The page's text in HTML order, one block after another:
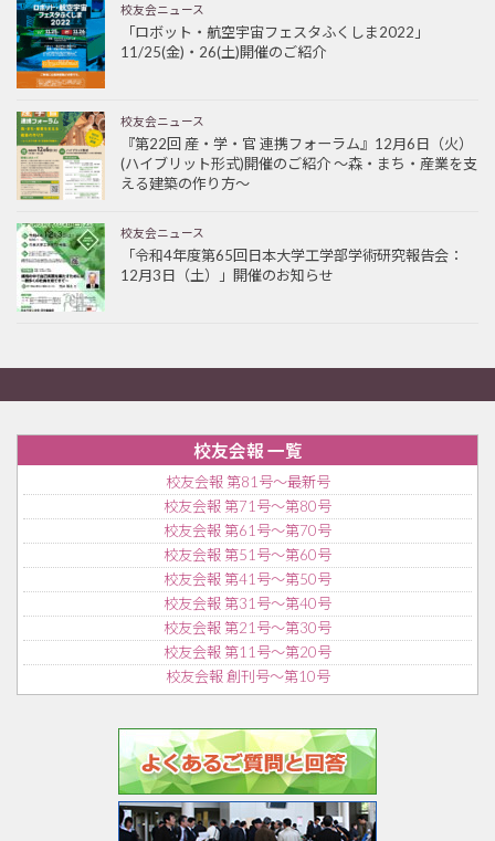
校友会ニュース
「ロボット・航空宇宙フェスタふくしま2022」
11/25(金)・26(土)開催のご紹介
校友会ニュース
『第22回 産・学・官 連携フォーラム』12月6日（火）
(ハイブリット形式)開催のご紹介 ～森・まち・産業を支
える建築の作り方～
校友会ニュース
「令和4年度第65回日本大学工学部学術研究報告会：
12月3日（土）」開催のお知らせ
校友会報 一覧
校友会報 第81号〜最新号
校友会報 第71号〜第80号
校友会報 第61号〜第70号
校友会報 第51号〜第60号
校友会報 第41号〜第50号
校友会報 第31号〜第40号
校友会報 第21号〜第30号
校友会報 第11号〜第20号
校友会報 創刊号〜第10号